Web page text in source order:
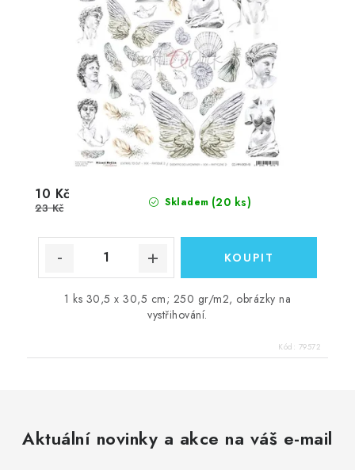
Skladem (20 ks)
10 Kč
23 Kč
1 ks 30,5 x 30,5 cm; 250 gr/m2, obrázky na
vystřihování.
Kód: 79572
Aktuální novinky a akce na váš e-mail